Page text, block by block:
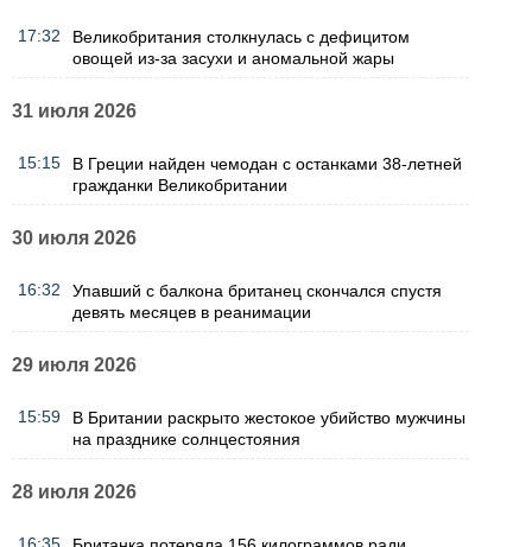
17:32
Великобритания столкнулась с дефицитом
овощей из-за засухи и аномальной жары
31 июля 2026
15:15
В Греции найден чемодан с останками 38-летней
гражданки Великобритании
30 июля 2026
16:32
Упавший с балкона британец скончался спустя
девять месяцев в реанимации
29 июля 2026
15:59
В Британии раскрыто жестокое убийство мужчины
на празднике солнцестояния
28 июля 2026